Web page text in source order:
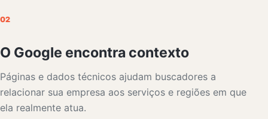
02
O Google encontra contexto
Páginas e dados técnicos ajudam buscadores a
relacionar sua empresa aos serviços e regiões em que
ela realmente atua.